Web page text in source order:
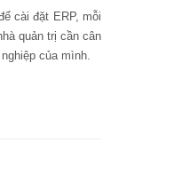
cài đặt ERP, mỗi
quản trị cần cân
của mình.